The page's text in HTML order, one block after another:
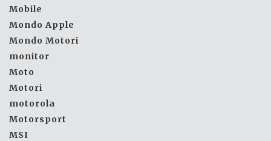
Mobile
Mondo Apple
Mondo Motori
monitor
Moto
Motori
motorola
Motorsport
MSI